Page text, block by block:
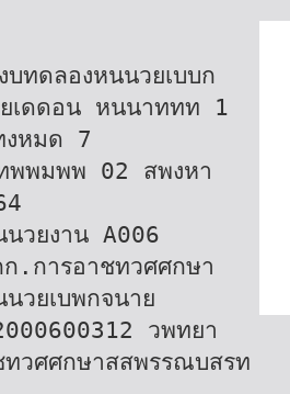
บทดลองหนนวยเบบก
ยเดดอน หนนาททท 1
งหมด 7
พพมพพ 02 สพงหา
นวยงาน A006
.การอาชทวศศกษา
วยเบพกจนาย
วพทยา
ทวศศกษาสสพรรณบสรท